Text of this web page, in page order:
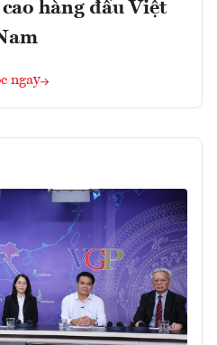
hàng đầu Việt
ngay